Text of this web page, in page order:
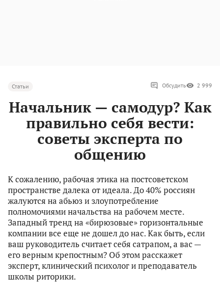
Статьи Обсудить 2 999
Начальник — самодур? Как
правильно себя вести:
советы эксперта по
общению
К сожалению, рабочая этика на постсоветском
пространстве далека от идеала. До 40% россиян
жалуются на абьюз и злоупотребление
полномочиями начальства на рабочем месте.
Западный тренд на «бирюзовые» горизонтальные
компании все еще не дошел до нас. Как быть, если
ваш руководитель считает себя сатрапом, а вас —
его верным крепостным? Об этом расскажет
эксперт, клинический психолог и преподаватель
школы риторики.